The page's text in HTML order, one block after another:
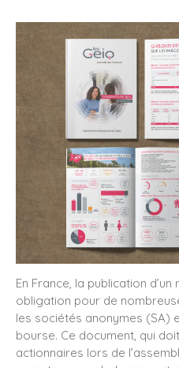
En France, la publication
obligation pour de
les sociétés anonymes (SA)
bourse. Ce document, qui
actionnaires lors de